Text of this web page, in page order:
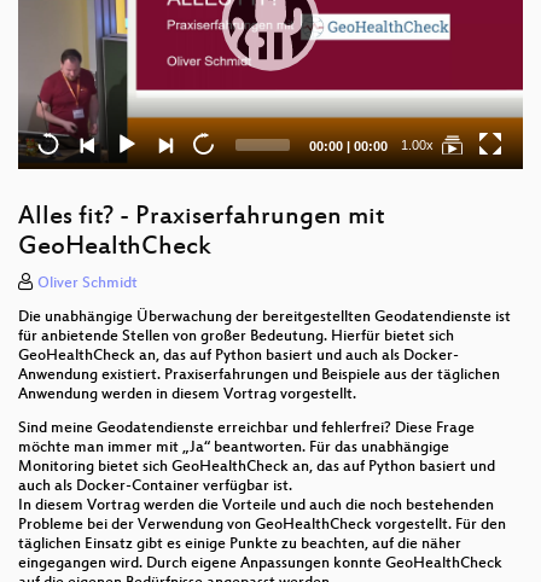
Current
00:00 | Total
00:00 1.00x
Alles fit? - Praxiserfahrungen mit
GeoHealthCheck
Oliver Schmidt
Die unabhängige Überwachung der bereitgestellten Geodatendienste ist
für anbietende Stellen von großer Bedeutung. Hierfür bietet sich
GeoHealthCheck an, das auf Python basiert und auch als Docker-
Anwendung existiert. Praxiserfahrungen und Beispiele aus der täglichen
Anwendung werden in diesem Vortrag vorgestellt.
Sind meine Geodatendienste erreichbar und fehlerfrei? Diese Frage
möchte man immer mit „Ja“ beantworten. Für das unabhängige
Monitoring bietet sich GeoHealthCheck an, das auf Python basiert und
auch als Docker-Container verfügbar ist.
In diesem Vortrag werden die Vorteile und auch die noch bestehenden
Probleme bei der Verwendung von GeoHealthCheck vorgestellt. Für den
täglichen Einsatz gibt es einige Punkte zu beachten, auf die näher
eingegangen wird. Durch eigene Anpassungen konnte GeoHealthCheck